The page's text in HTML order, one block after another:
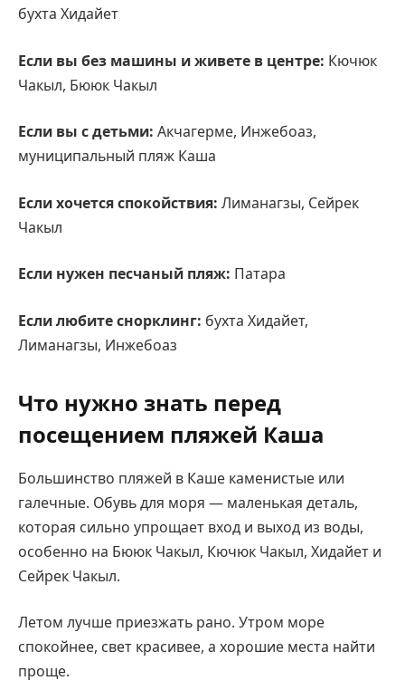
бухта Хидайет
Если вы без машины и живете в центре: Кючюк
Чакыл, Бююк Чакыл
Если вы с детьми: Акчагерме, Инжебоаз,
муниципальный пляж Каша
Если хочется спокойствия: Лиманагзы, Сейрек
Чакыл
Если нужен песчаный пляж: Патара
Если любите снорклинг: бухта Хидайет,
Лиманагзы, Инжебоаз
Что нужно знать перед
посещением пляжей Каша
Большинство пляжей в Каше каменистые или
галечные. Обувь для моря — маленькая деталь,
которая сильно упрощает вход и выход из воды,
особенно на Бююк Чакыл, Кючюк Чакыл, Хидайет и
Сейрек Чакыл.
Летом лучше приезжать рано. Утром море
спокойнее, свет красивее, а хорошие места найти
проще.